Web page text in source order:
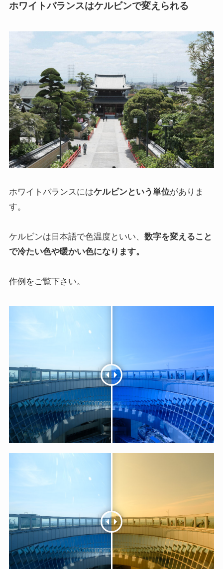
ホワイトバランスはケルビンで変えられる
ホワイトバランスにはケルビンという単位がありま
す。
ケルビンは日本語で色温度といい、 数字を変えること
で冷たい色や暖かい色になります。
作例をご覧下さい。